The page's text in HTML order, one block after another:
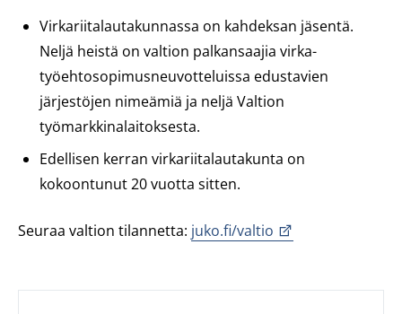
Virkariitalautakunnassa on kahdeksan jäsentä.
Neljä heistä on valtion palkansaajia virka-
työehtosopimusneuvotteluissa edustavien
järjestöjen nimeämiä ja neljä Valtion
työmarkkinalaitoksesta.
Edellisen kerran virkariitalautakunta on
kokoontunut 20 vuotta sitten.
Seuraa valtion tilannetta: juko.fi/valtio